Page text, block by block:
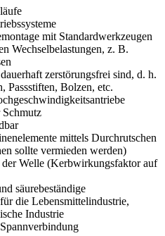
mit Standardwerkzeugen
Wechselbelastungen, z. B.
zerstörungsfrei sind, d. h.
Passstiften, Bolzen, etc.
mittels Durchrutschen
sollte vermieden werden)
Welle (Kerbwirkungsfaktor auf
säurebeständige
die Lebensmittelindustrie,
Industrie